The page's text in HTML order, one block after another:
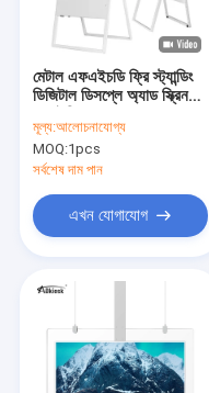
আমাদের সম্পর্কে
মেটাল এফএইচডি ফ্রি স্ট্যান্ডিং
ডিজিটাল ডিসপ্লে অ্যাড স্ক্রিন
মূল্য:আলোচনাযোগ্য
MOQ:1pcs
সর্বশেষ দাম পান
এখন যোগাযোগ